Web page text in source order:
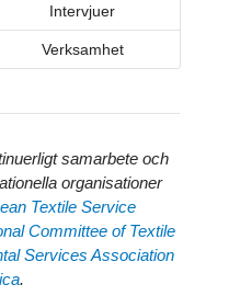
Intervjuer
Verksamhet
samarbete och
organisationer
Textile Service
Committee of Textile
Services Association
.